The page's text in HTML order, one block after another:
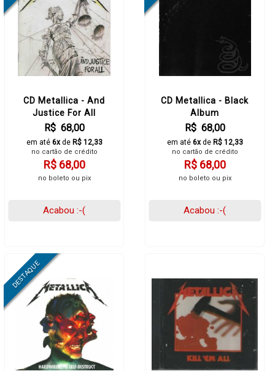
CD Metallica - And
Justice For All
R$ 68,00
em até 6xde R$ 12,33
no cartão de crédito
R$ 68,00
no boleto ou pix
Acabou :-(
CD Metallica - Black
Album
R$ 68,00
em até 6xde R$ 12,33
no cartão de crédito
R$ 68,00
no boleto ou pix
Acabou :-(